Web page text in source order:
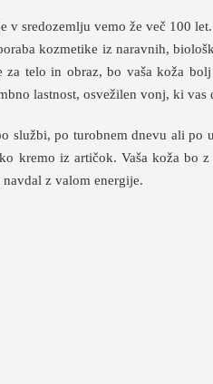
v sredozemlju vemo že več 100
kozmetike iz naravnih,
za telo in obraz, bo vaša koža
lastnost, osvežilen vonj, ki vas
službi, po turobnem dnevu ali po
kremo iz artičok. Vaša koža bo
z valom energije.